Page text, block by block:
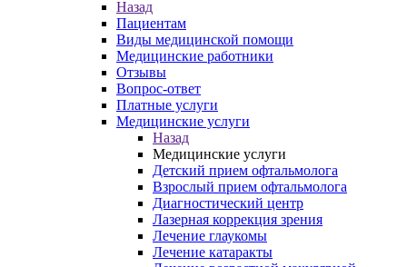
Назад
Пациентам
Виды медицинской помощи
Медицинские работники
Отзывы
Вопрос-ответ
Платные услуги
Медицинские услуги
Назад
Медицинские услуги
Детский прием офтальмолога
Взрослый прием офтальмолога
Диагностический центр
Лазерная коррекция зрения
Лечение глаукомы
Лечение катаракты